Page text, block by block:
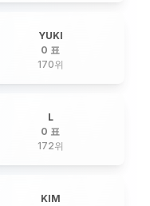
YUKI
0 표
170위
L
0 표
172위
KIM